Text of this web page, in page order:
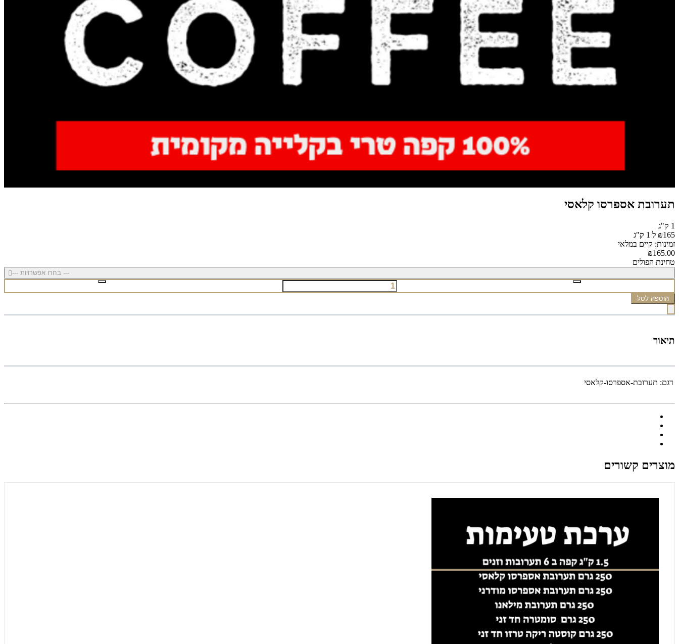
תערובת אספרסו קלאסי
1 ק"ג
₪165 ל 1 ק"ג
זמינות: קיים במלאי
₪165.00
טחינת הפולים
--- בחרו אפשרויות ---
הוספה לסל
תיאור
דגם: תערובת-אספרסו-קלאסי
מוצרים קשורים